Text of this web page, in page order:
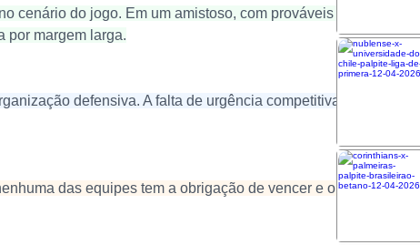
cenário do jogo. Em um amistoso, com prováveis
por margem larga.
defensiva. A falta de urgência competitiva
das equipes tem a obrigação de vencer e o